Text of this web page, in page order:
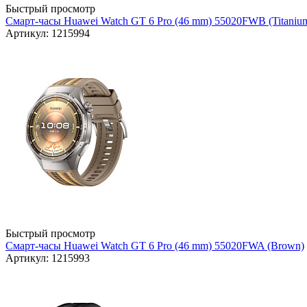
Быстрый просмотр
Смарт-часы Huawei Watch GT 6 Pro (46 mm) 55020FWB
Артикул: 1215994
Быстрый просмотр
Смарт-часы Huawei Watch GT 6 Pro (46 mm) 55020FWA (Brown)
Артикул: 1215993